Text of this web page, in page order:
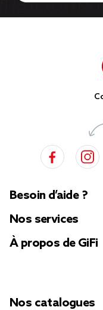
Besoin d’aide ?
Nos services
À propos de GiFi
Nos catalogues